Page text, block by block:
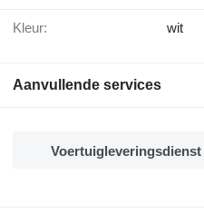
Kleur: wit
Aanvullende services
Voertuigleveringsdienst